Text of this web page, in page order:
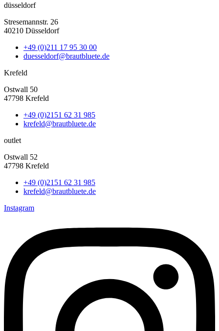
düsseldorf
Stresemannstr. 26
40210 Düsseldorf
+49 (0)211 17 95 30 00
duesseldorf@brautbluete.de
Krefeld
Ostwall 50
47798 Krefeld
+49 (0)2151 62 31 985
krefeld@brautbluete.de
outlet
Ostwall 52
47798 Krefeld
+49 (0)2151 62 31 985
krefeld@brautbluete.de
Instagram